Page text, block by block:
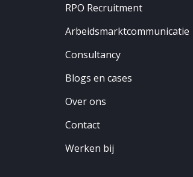
RPO Recruitment
Arbeidsmarktcommunicatie
Consultancy
Blogs en cases
Over ons
Contact
Werken bij